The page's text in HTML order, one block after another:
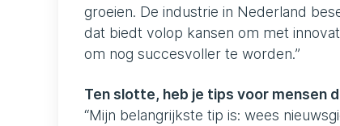
groeien. De industrie in Nederland
dat biedt volop kansen om met
om nog succesvoller te worden.”
Ten slotte, heb je tips voor mensen
“Mijn belangrijkste tip is: wees